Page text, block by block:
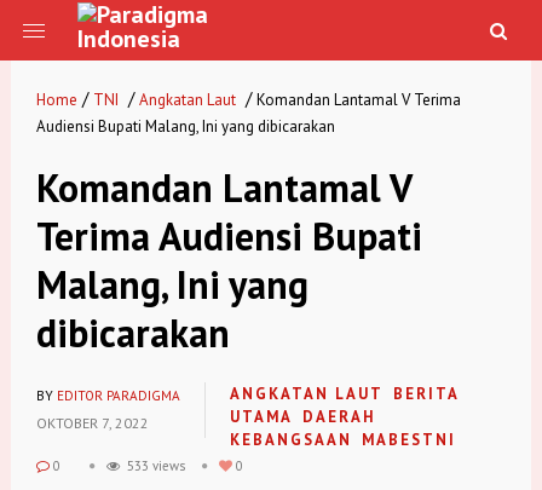
Home / TNI / Angkatan Laut / Komandan Lantamal V Terima
Audiensi Bupati Malang, Ini yang dibicarakan
Komandan Lantamal V
Terima Audiensi Bupati
Malang, Ini yang
dibicarakan
BY EDITOR PARADIGMA
OKTOBER 7, 2022
ANGKATAN LAUT
BERITA
UTAMA
DAERAH
KEBANGSAAN
MABESTNI
0 533 views 0